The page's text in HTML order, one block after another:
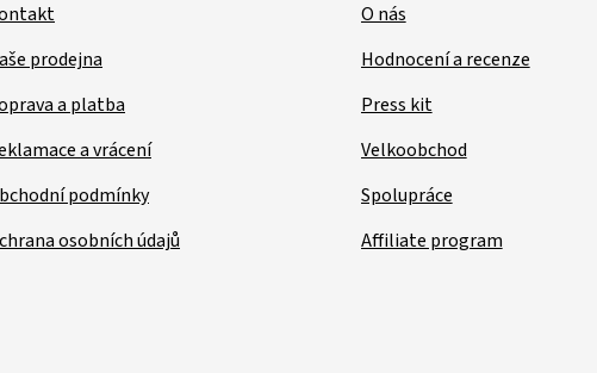
prodejna
a platba
a vrácení
podmínky
osobních údajů
O nás
Hodnocení a recenze
Press kit
Velkoobchod
Spolupráce
Affiliate program